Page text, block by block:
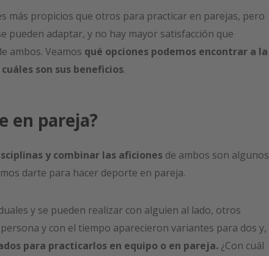
más propicios que otros para practicar en parejas, pero
pueden adaptar, y no hay mayor satisfacción que
ambos. Veamos qué opciones podemos encontrar a la
son sus beneficios.
en pareja?
y combinar las aficiones de ambos son algunos
darte para hacer deporte en pareja.
y se pueden realizar con alguien al lado, otros
y con el tiempo aparecieron variantes para dos y,
para practicarlos en equipo o en pareja. ¿Con cuál